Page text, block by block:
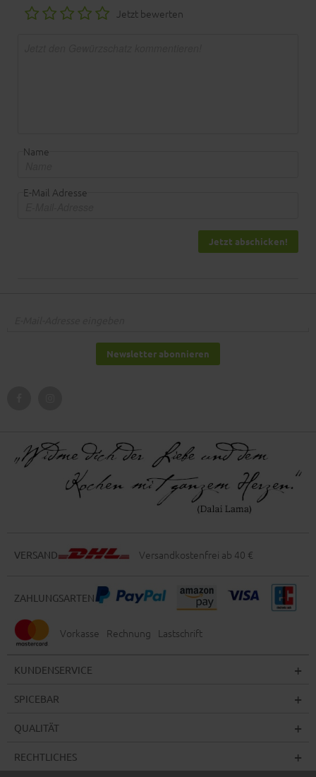
Jetzt bewerten
Name
E-Mail Adresse
Jetzt abschicken!
Newsletter abonnieren
VERSAND Versandkostenfrei ab 40 €
ZAHLUNGSARTEN
Vorkasse Rechnung Lastschrift
KUNDENSERVICE
SPICEBAR
QUALITÄT
RECHTLICHES